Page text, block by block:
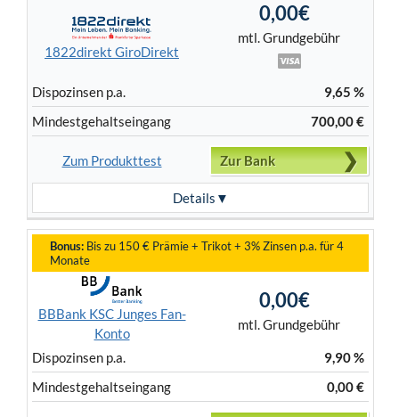
1822direkt GiroDirekt
0,00€
mtl. Grundgebühr
Dispo­zinsen p.a.
9,65 %
Mindest­gehalts­eingang
700,00 €
Zum Produkttest
Details
Zur Bank
BBBank KSC Junges Fan-
Konto
0,00€
mtl. Grundgebühr
Dispo­zinsen p.a.
9,90 %
Mindest­gehalts­eingang
0,00 €
Bonus: Bis zu 150 € Prämie + Trikot + 3% Zinsen p.a. für 4
Monate